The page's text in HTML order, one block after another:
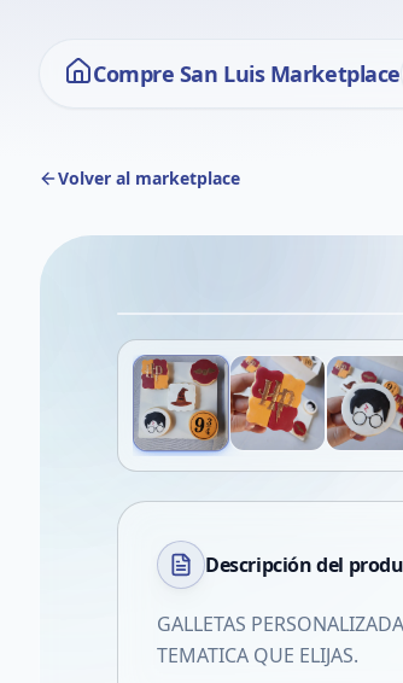
Compre San Luis Marketplace
Volver al marketplace
Descripción del
GALLETAS
TEMATICA QUE ELIJAS.